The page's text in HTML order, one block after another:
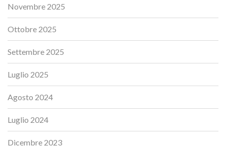
Novembre 2025
Ottobre 2025
Settembre 2025
Luglio 2025
Agosto 2024
Luglio 2024
Dicembre 2023